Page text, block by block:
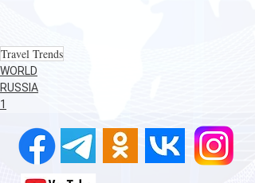
Travel Trends
WORLD
RUSSIA
1